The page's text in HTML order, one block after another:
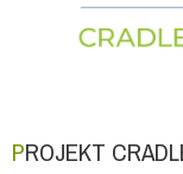
PROJEKT